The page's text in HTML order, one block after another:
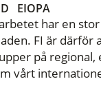
EIOPA
har en
FI är
på regional,
vårt